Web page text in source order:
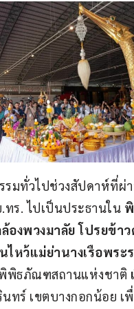
รมทั่วไปช่วงสัปดาห์ที่ผ่
ทร. ไปเป็นประธานใน
ล้องพวงมาลัย โปรยข้า
ไหว้แม่ย่านางเรือพระ
พิธภัณฑสถานแห่งชาติ
ทร์ เขตบางกอกน้อย เพื่